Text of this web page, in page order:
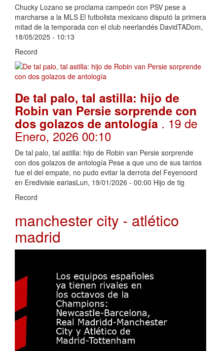
Chucky Lozano se proclama campeón con PSV pese a
marcharse a la MLS El futbolista mexicano disputó la primera
mitad de la temporada con el club neerlandés DavidTADom,
18/05/2025 - 10:13
Record
De tal palo, tal astilla: hijo de
Robin van Persie sorprende con
dos golazos de antología . 19 de
Enero, 2026 00:10
De tal palo, tal astilla: hijo de Robin van Persie sorprende
con dos golazos de antología Pese a que uno de sus tantos
fue el del empate, no pudo evitar la derrota del Feyenoord
en Eredivisie eariasLun, 19/01/2026 - 00:00 Hijo de tig
Record
manchester city - atlético
madrid